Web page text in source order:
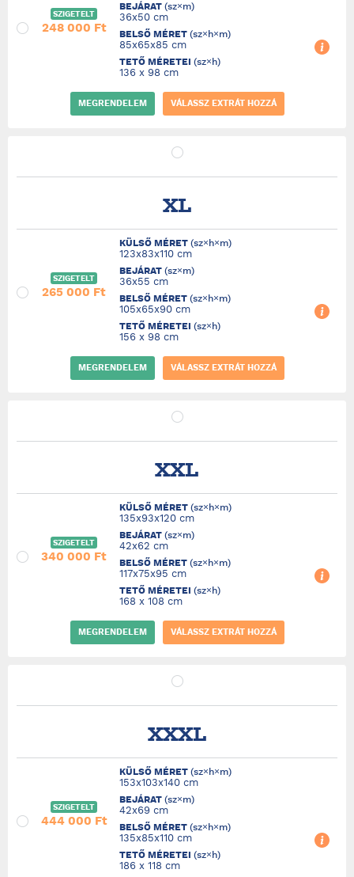
SZIGETELT
248 000 Ft
BEJÁRAT (sz×m)
36x50 cm
BELSŐ MÉRET (sz×h×m)
85x65x85 cm
TETŐ MÉRETEI (sz×h)
136 x 98 cm
MEGRENDELEM VÁLASSZ EXTRÁT HOZZÁ
XL
SZIGETELT
265 000 Ft
KÜLSŐ MÉRET (sz×h×m)
123x83x110 cm
BEJÁRAT (sz×m)
36x55 cm
BELSŐ MÉRET (sz×h×m)
105x65x90 cm
TETŐ MÉRETEI (sz×h)
156 x 98 cm
MEGRENDELEM VÁLASSZ EXTRÁT HOZZÁ
XXL
SZIGETELT
340 000 Ft
KÜLSŐ MÉRET (sz×h×m)
135x93x120 cm
BEJÁRAT (sz×m)
42x62 cm
BELSŐ MÉRET (sz×h×m)
117x75x95 cm
TETŐ MÉRETEI (sz×h)
168 x 108 cm
MEGRENDELEM VÁLASSZ EXTRÁT HOZZÁ
XXXL
SZIGETELT
444 000 Ft
KÜLSŐ MÉRET (sz×h×m)
153x103x140 cm
BEJÁRAT (sz×m)
42x69 cm
BELSŐ MÉRET (sz×h×m)
135x85x110 cm
TETŐ MÉRETEI (sz×h)
186 x 118 cm